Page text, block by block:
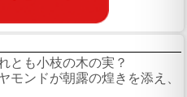
も小枝の木の実？
モンドが朝露の煌きを添え、